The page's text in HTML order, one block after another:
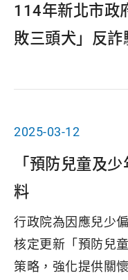
114年新北市政
敗三頭犬」反
2025-03-12
「預防兒童及
料
行政院為因應兒少
核定更新「預防兒
策略，強化提供關